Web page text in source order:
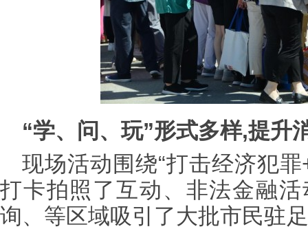
“学、问、玩”形式多样,提升
现场活动围绕“打击经济犯
打卡拍照了互动、非法金融
询、等区域吸引了大批市民驻